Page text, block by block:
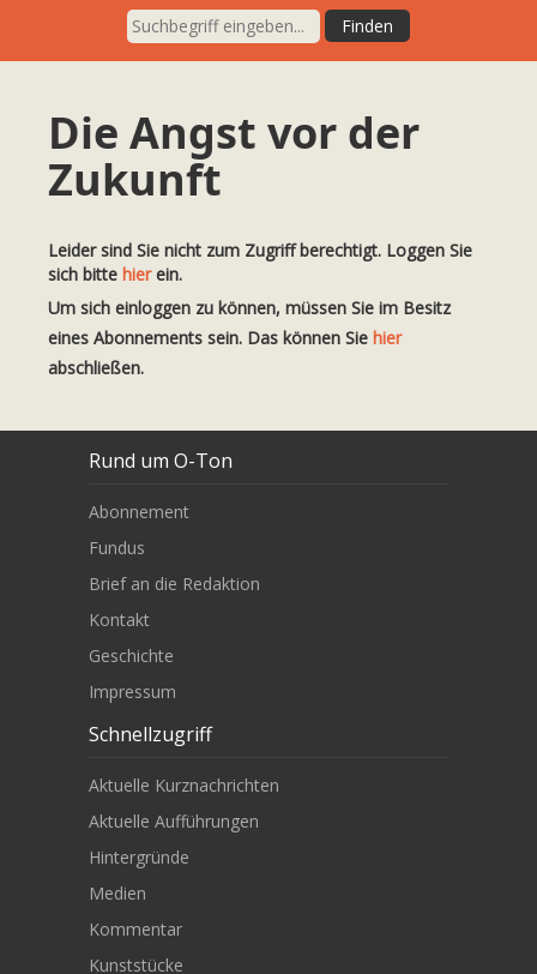
Die Angst vor der
Zukunft
Leider sind Sie nicht zum Zugriff berechtigt. Loggen Sie
sich bitte hierein.
Um sich einloggen zu können, müssen Sie im Besitz
eines Abonnements sein. Das können Sie hier
abschließen.
Rund um O-Ton
Abonnement
Fundus
Brief an die Redaktion
Kontakt
Geschichte
Impressum
Schnellzugriff
Aktuelle Kurznachrichten
Aktuelle Aufführungen
Hintergründe
Medien
Kommentar
Kunststücke